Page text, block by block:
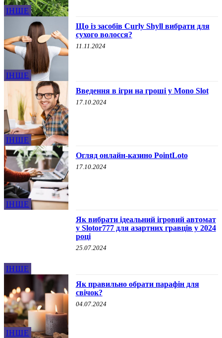
ІНШЕ
ІНШЕ
Що із засобів Curly Shyll вибрати для
сухого волосся?
11.11.2024
ІНШЕ
Введення в ігри на гроші у Mono Slot
17.10.2024
ІНШЕ
Огляд онлайн-казино PointLoto
17.10.2024
ІНШЕ
Як вибрати ідеальний ігровий автомат
у Slotor777 для азартних гравців у 2024
році
25.07.2024
ІНШЕ
Як правильно обрати парафін для
свічок?
04.07.2024